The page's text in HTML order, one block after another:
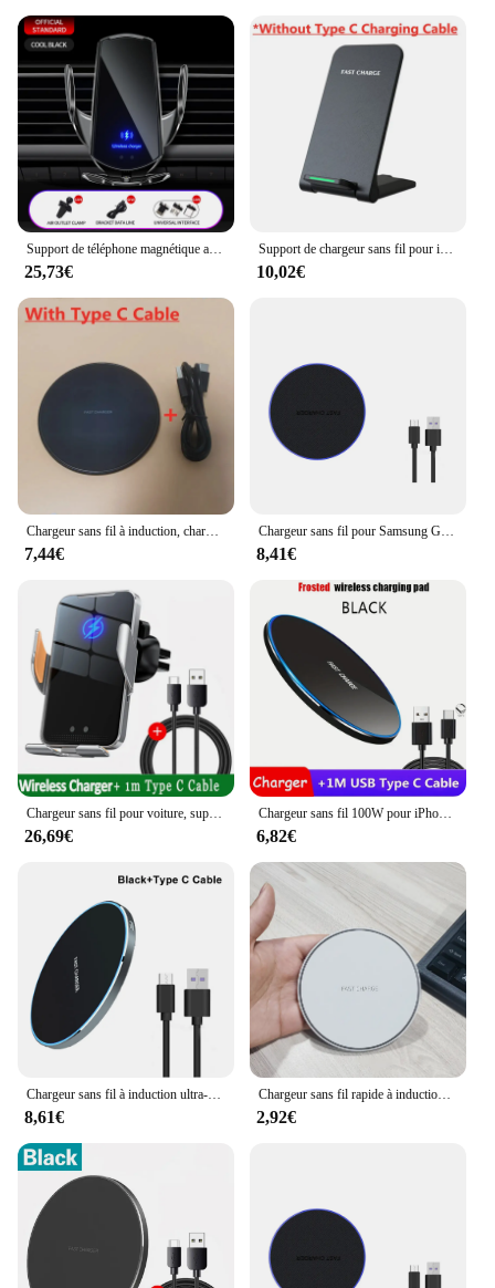
25,73€
Support de chargeur sans fil pour iPhone, Samsung, Xiaomi, Chargeurs de téléphone, Charge rapide à induction, Station S6, 15, 14, 13, 12, 11 Pro, 30W
10,02€
7,44€
Chargeur sans fil pour Samsung Galaxy, S24, S23, S22, USB C, Station de charge à induction rapide sans fil pour iPhone 15, 14, 13, 12 Pro Max
8,41€
26,69€
Chargeur sans fil 100W pour iPhone, chargeur rapide à induction pour Samsung S22, S21, s8, s9, s10, Note, 15, 14, 13, 12 Pro, Xs Max, Mini, X, Xr
6,82€
Chargeur sans fil à induction ultra-mince, station de charge rapide pour Samsung Galaxy S24 S23 et iPhone 15 Pro Max
8,61€
Chargeur sans fil rapide à induction, station de charge sans fil pour iPhone 14, 13, 12, 11 Pro, XS Max, Samsung, Xiaomi, Huawei, 200W
2,92€